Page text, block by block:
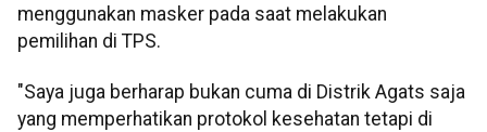
menggunakan masker pada saat melakukan
pemilihan di TPS.
"Saya juga berharap bukan cuma di Distrik Agats saja
yang memperhatikan protokol kesehatan tetapi di